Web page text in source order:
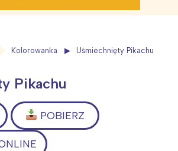
Kolorowanka Uśmiechnięty Pikachu
Pikachu
POBIERZ